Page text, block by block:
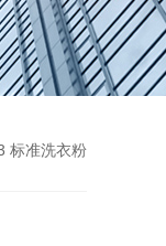
标准洗衣粉